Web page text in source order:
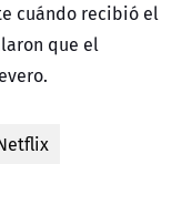
cuándo recibió el
que el